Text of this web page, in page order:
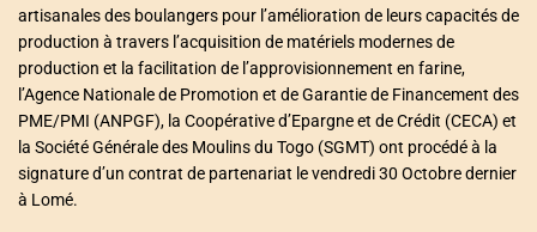
artisanales des boulangers pour l’amélioration de leurs capacités de
production à travers l’acquisition de matériels modernes de
production et la facilitation de l’approvisionnement en farine,
l’Agence Nationale de Promotion et de Garantie de Financement des
PME/PMI (ANPGF), la Coopérative d’Epargne et de Crédit (CECA) et
la Société Générale des Moulins du Togo (SGMT) ont procédé à la
signature d’un contrat de partenariat le vendredi 30 Octobre dernier
à Lomé.